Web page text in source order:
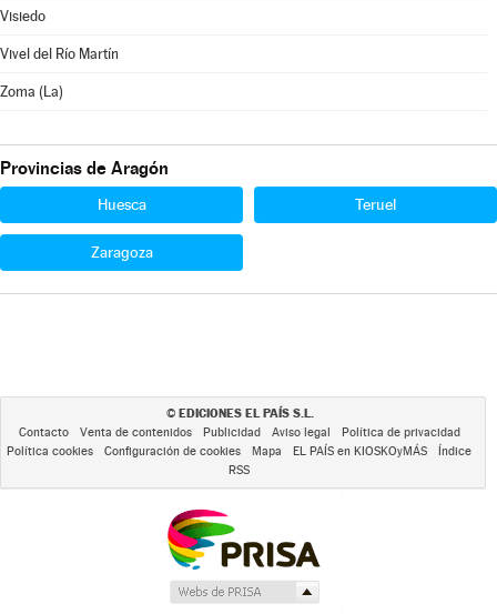
Visiedo
Vivel del Río Martín
Zoma (La)
Provincias de Aragón
Huesca Teruel
Zaragoza
© EDICIONES EL PAÍS S.L.
Contacto Venta de contenidos Publicidad Aviso legal
Política de privacidad
Política cookies
Configuración de cookies Mapa EL PAÍS en KIOSKOyMÁS
Índice
RSS